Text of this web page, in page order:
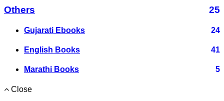
Others 25
Gujarati Ebooks 24
English Books 41
Marathi Books 5
Close